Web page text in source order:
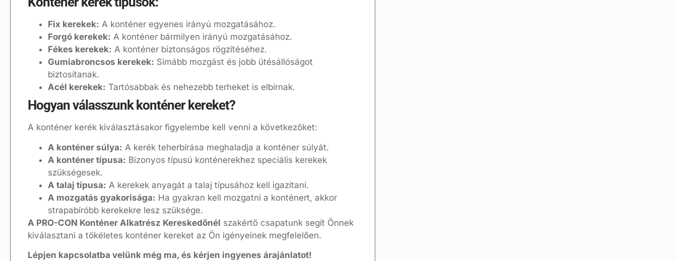
Fix kerekek: A konténer egyenes irányú mozgatásához.
Forgó kerekek: A konténer bármilyen irányú mozgatásához.
Fékes kerekek: A konténer biztonságos rögzítéséhez.
Gumiabroncsos kerekek: Simább mozgást és jobb ütésállóságot
biztosítanak.
Acél kerekek: Tartósabbak és nehezebb terheket is elbírnak.
Hogyan válasszunk konténer kereket?
A konténer kerék kiválasztásakor figyelembe kell venni a következőket:
A konténer súlya: A kerék teherbírása meghaladja a konténer súlyát.
A konténer típusa: Bizonyos típusú konténerekhez speciális kerekek
szükségesek.
A talaj típusa: A kerekek anyagát a talaj típusához kell igazítani.
A mozgatás gyakorisága: Ha gyakran kell mozgatni a konténert, akkor
strapabíróbb kerekekre lesz szüksége.
A PRO-CON Konténer Alkatrész Kereskedőnél szakértő csapatunk segít Önnek
kiválasztani a tökéletes konténer kereket az Ön igényeinek megfelelően.
Lépjen kapcsolatba velünk még ma, és kérjen ingyenes árajánlatot!